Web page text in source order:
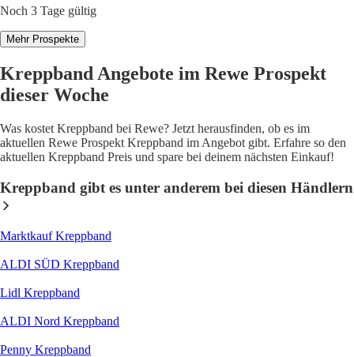
Noch 3 Tage gültig
Mehr Prospekte
Kreppband Angebote im Rewe Prospekt
dieser Woche
Was kostet Kreppband bei Rewe? Jetzt herausfinden, ob es im
aktuellen Rewe Prospekt Kreppband im Angebot gibt. Erfahre so den
aktuellen Kreppband Preis und spare bei deinem nächsten Einkauf!
Kreppband gibt es unter anderem bei diesen Händlern
Marktkauf Kreppband
ALDI SÜD Kreppband
Lidl Kreppband
ALDI Nord Kreppband
Penny Kreppband